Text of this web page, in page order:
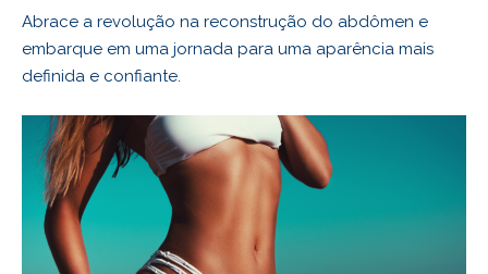
Abrace a revolução na reconstrução do abdômen e
embarque em uma jornada para uma aparência mais
definida e confiante.